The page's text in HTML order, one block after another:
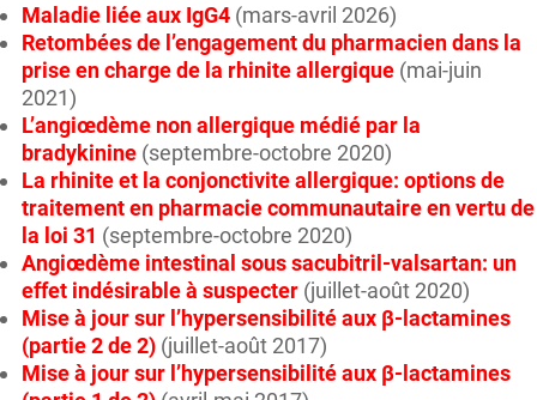
Maladie liée aux IgG4 (mars-avril 2026)
Retombées de l’engagement du pharmacien dans la
prise en charge de la rhinite allergique (mai-juin
2021)
L’angiœdème non allergique médié par la
bradykinine (septembre-octobre 2020)
La rhinite et la conjonctivite allergique: options de
traitement en pharmacie communautaire en vertu de
la loi 31 (septembre-octobre 2020)
Angiœdème intestinal sous sacubitril-valsartan: un
effet indésirable à suspecter (juillet-août 2020)
Mise à jour sur l’hypersensibilité aux β-lactamines
(partie 2 de 2) (juillet-août 2017)
Mise à jour sur l’hypersensibilité aux β-lactamines